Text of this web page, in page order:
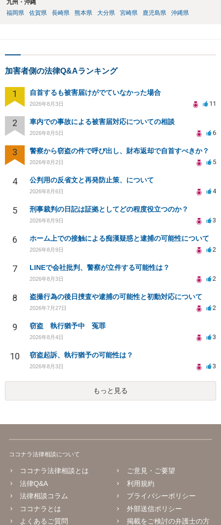
九州・沖縄
福岡県
佐賀県 長崎県 熊本県 大分県 宮崎県 鹿児島県 沖縄県
加害者側の法律Q&Aランキング
1 自首するも被害届けがでていなかった場合
2026年8月3日 11
2 車内での事故による被害届対応についての相談
2026年8月5日 6
3 警察から窃盗の件で呼び出し、財布返却で自首すべきか？
2026年8月2日 5
4 公判用の反省文と再発防止策、について
2026年8月6日 4
5 刑事裁判の日記は証拠としてどの程度役立つのか？
2026年8月9日 3
6 ホーム上での接触による痴漢疑惑と逮捕の可能性について
2026年8月9日 2
7 LINEで会社批判、警察が立件する可能性は？
2026年8月3日 2
8 盗撮行為の後日捜査や逮捕の可能性と初動対応について
2026年7月27日 2
9 窃盗 執行猶予中 冤罪
2026年8月4日 3
10 窃盗起訴、執行猶予の可能性は？
2026年8月3日 3
もっと見る
ココナラ法律相談について
ココナラ法律相談とは
法律Q&A
法律相談コラム
ココナラとは
よくあるご質問
ご意見・ご要望
利用規約
プライバシーポリシー
外部送信ポリシー
掲載をご検討の弁護士の方